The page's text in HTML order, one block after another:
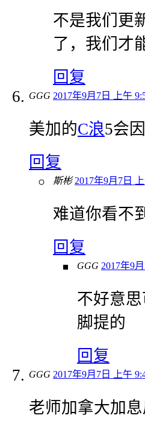
不是我们更
了，我们才
回复
GGG 2017年9月7日 上午
美加的C浪5会
回复
斯彬 2017年9月7日
难道你看不
回复
GGG 2017年9
不好意
脚提的
回复
GGG 2017年9月7日 上午
老师加拿大加